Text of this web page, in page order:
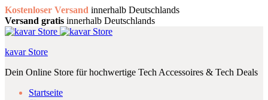
Kostenloser Versand innerhalb Deutschlands
Versand gratis innerhalb Deutschlands
kavar Store
Dein Online Store für hochwertige Tech Accessoires & Tech Deals
Startseite